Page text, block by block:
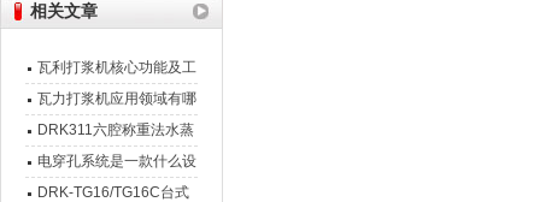
相关文章
瓦利打浆机核心功能及工
作原理
瓦力打浆机应用领域有哪
些
DRK311六腔称重法水蒸
气透过率测试仪工作原理
及设备特点介绍
电穿孔系统是一款什么设
备
DRK-TG16/TG16C台式